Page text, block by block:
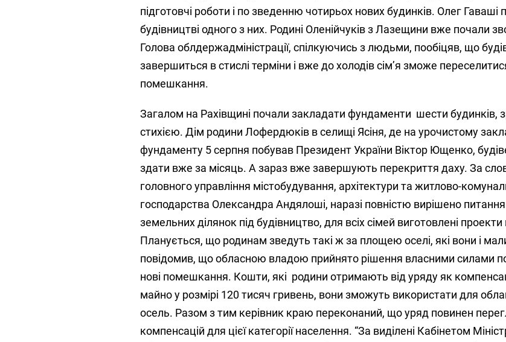
підготовчі роботи і по зведенню чотирьох нових будинків. Олег Гаваші
будівництві одного з них. Родині Оленійчуків з Лазещини вже почали
Голова облдержадміністрації, спілкуючись з людьми, пообіцяв, що
завершиться в стислі терміни і вже до холодів сім’я зможе
помешкання.
Загалом на Рахівщині почали закладати фундаменти шести будинків,
стихією. Дім родини Лофердюків в селищі Ясіня, де на урочистому
фундаменту 5 серпня побував Президент України Віктор Ющенко,
здати вже за місяць. А зараз вже завершують перекриття даху. За
головного управління містобудування, архітектури та житлово-
господарства Олександра Андялоші, наразі повністю вирішено
земельних ділянок під будівництво, для всіх сімей виготовлені
Планується, що родинам зведуть такі ж за площею оселі, які вони і
повідомив, що обласною владою прийнято рішення власними силами
нові помешкання. Кошти, які родини отримають від уряду як
майно у розмірі 120 тисяч гривень, вони зможуть використати для
осель. Разом з тим керівник краю переконаний, що уряд повинен
компенсацій для цієї категорії населення. “За виділені Кабінетом